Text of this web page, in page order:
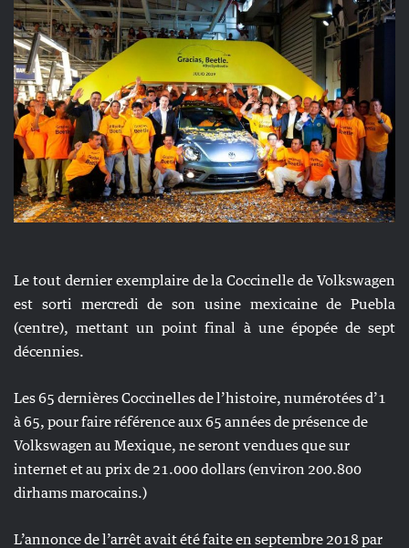
Le tout dernier exemplaire de la Coccinelle de Volkswagen
est sorti mercredi de son usine mexicaine de Puebla
(centre), mettant un point final à une épopée de sept
décennies.
Les 65 dernières Coccinelles de l’histoire, numérotées d’1
à 65, pour faire référence aux 65 années de présence de
Volkswagen au Mexique, ne seront vendues que sur
internet et au prix de 21.000 dollars (environ 200.800
dirhams marocains.)
L’annonce de l’arrêt avait été faite en septembre 2018 par